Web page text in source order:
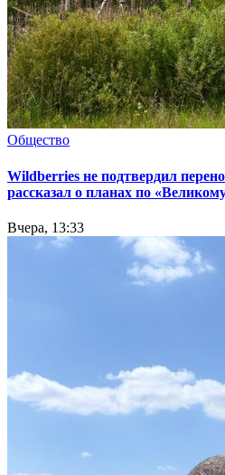
Общество
Wildberries не подтвердил
рассказал о планах по
Вчера, 13:33